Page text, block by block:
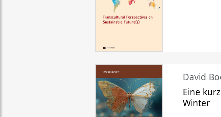
David
Eine
Winter